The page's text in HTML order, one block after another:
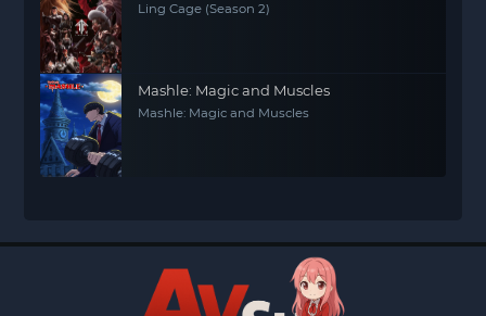
Ling Cage (Season 2)
Mashle: Magic and Muscles
Mashle: Magic and Muscles